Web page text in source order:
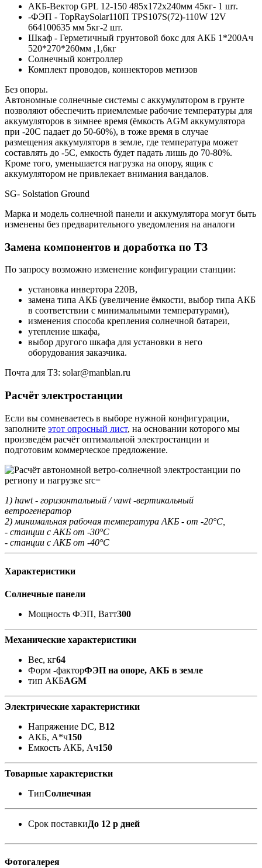
АКБ-Вектор GPL 12-150 485x172x240мм 45кг- 1 шт.
-ФЭП - TopRaySolar110П TPS107S(72)-110W 12V
664100635 мм 5кг-2 шт.
Шкаф - Герметичный грунтовой бокс для АКБ 1*200Ач
520*270*260мм ,1,6кг
Солнечный контроллер
Комплект проводов, коннекторов метизов
Без опоры.
Автономные солнечные системы с аккумулятором в грунте
позволяют обеспечить приемлемые рабочие температуры для
аккумуляторов в зимнее время (ёмкость AGM аккумулятора
при -20С падает до 50-60%), в тоже время в случае
размещения аккумуляторв в земле, где температура может
составлять до -5С, емкость будет падать лишь до 70-80%.
Кроме того, уменьшается нагрузка на опору, ящик с
аккумулятором не привлекает внимания вандалов.
SG- Solstation Ground
Марка и модель солнечной панели и аккумулятора могут быть
изменены без предварительного уведомления на аналоги
Замена компонентов и доработка по ТЗ
По запросу возможно изменение конфигурации станции:
установка инвертора 220В,
замена типа АКБ (увеличение ёмкости, выбор типа АКБ
в соответствии с минимальными температурами),
изменения способа крепления солнечной батареи,
утепление шкафа,
выбор другого шкафа для установки в него
оборудования заказчика.
Почта для ТЗ: solar@manblan.ru
Расчёт электростанции
Если вы сомневаетесь в выборе нужной конфигурации,
заполните этот опросный лист, на основании которого мы
произведём расчёт оптимальной электростанции и
подготовим коммерческое предложение.
1) hawt - горизонтальный / vawt -вертикальный
ветрогенератор
2) минимальная рабочая температура АКБ - от -20°С,
- станции с АКБ от -30°С
- станции с АКБ от -40°С
Характеристики
Солнечные панели
Мощность ФЭП, Ватт300
Механические характеристики
Вес, кг64
Форм -факторФЭП на опоре, АКБ в земле
тип АКБAGM
Электрические характеристики
Напряжение DC, В12
АКБ, А*ч150
Емкость АКБ, Ач150
Товарные характеристки
ТипСолнечная
Срок поставкиДо 12 р дней
Фотогалерея